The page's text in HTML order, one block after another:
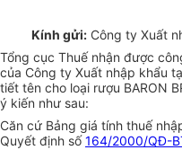
Kính gửi:Công ty Xuất
Tổng cục Thuế nhận được
của Công ty Xuất nhập khẩu
tiết tên cho loại rượu BARON
ý kiến như sau:
Căn cứ Bảng giá tính thuế
Quyết định số164/2000/QĐ-